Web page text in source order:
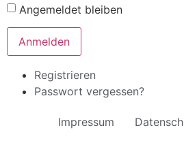
Angemeldet bleiben
Anmelden
Registrieren
Passwort vergessen?
Impressum